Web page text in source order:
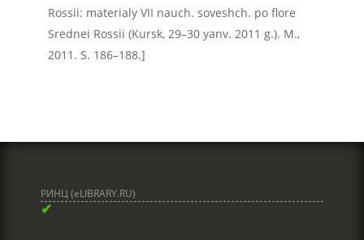
Rossii: materialy VII nauch. soveshch. po flore
Srednei Rossii (Kursk, 29–30 yanv. 2011 g.). M.,
2011. S. 186–188.]
РИНЦ (eLIBRARY.RU)
✔